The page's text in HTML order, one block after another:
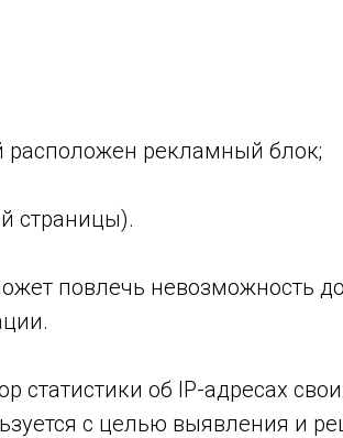
расположен рекламный блок;
страницы).
повлечь невозможность
статистики об IP-адресах
с целью выявления и